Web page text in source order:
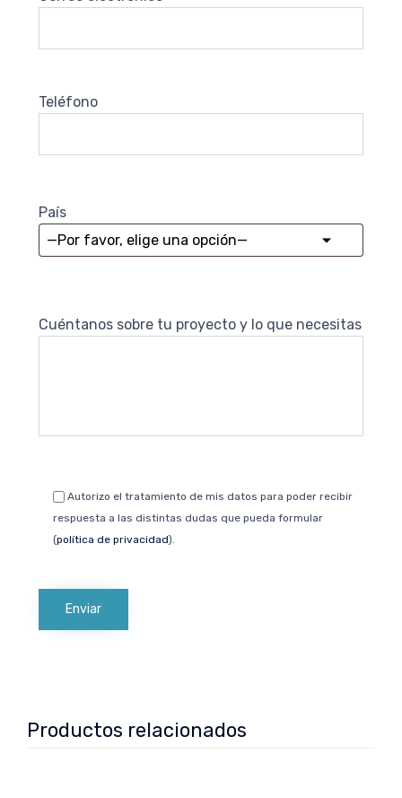
Teléfono
País
Cuéntanos sobre tu proyecto y lo que necesitas
Autorizo el tratamiento de mis datos para poder recibir
respuesta a las distintas dudas que pueda formular
(política de privacidad).
Productos relacionados